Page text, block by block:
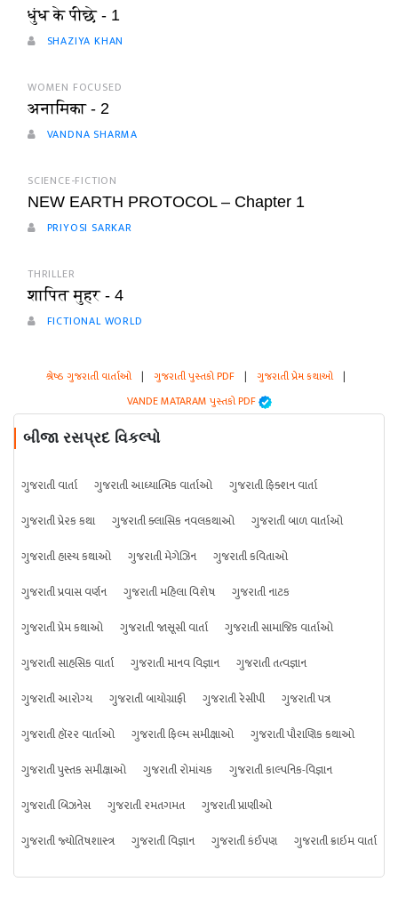
धुंध के पीछे - 1
SHAZIYA KHAN
WOMEN FOCUSED
अनामिका - 2
VANDNA SHARMA
SCIENCE-FICTION
NEW EARTH PROTOCOL – Chapter 1
PRIYOSI SARKAR
THRILLER
शापित मुहर - 4
FICTIONAL WORLD
શ્રેષ્ઠ ગુજરાતી વાર્તાઓ | ગુજરાતી પુસ્તકો PDF | ગુજરાતી પ્રેમ કથાઓ |
VANDE MATARAM પુસ્તકો PDF
બીજા રસપ્રદ વિકલ્પો
ગુજરાતી વાર્તા ગુજરાતી આધ્યાત્મિક વાર્તાઓ
ગુજરાતી ફિક્શન વાર્તા
ગુજરાતી પ્રેરક કથા
ગુજરાતી ક્લાસિક નવલકથાઓ
ગુજરાતી બાળ વાર્તાઓ
ગુજરાતી હાસ્ય કથાઓ
ગુજરાતી મેગેઝિન
ગુજરાતી કવિતાઓ
ગુજરાતી પ્રવાસ વર્ણન
ગુજરાતી મહિલા વિશેષ
ગુજરાતી નાટક
ગુજરાતી પ્રેમ કથાઓ
ગુજરાતી જાસૂસી વાર્તા
ગુજરાતી સામાજિક વાર્તાઓ
ગુજરાતી સાહસિક વાર્તા
ગુજરાતી માનવ વિજ્ઞાન
ગુજરાતી તત્વજ્ઞાન
ગુજરાતી આરોગ્ય
ગુજરાતી બાયોગ્રાફી ગુજરાતી રેસીપી
ગુજરાતી પત્ર
ગુજરાતી હૉરર વાર્તાઓ
ગુજરાતી ફિલ્મ સમીક્ષાઓ
ગુજરાતી પૌરાણિક કથાઓ
ગુજરાતી પુસ્તક સમીક્ષાઓ
ગુજરાતી રોમાંચક
ગુજરાતી કાલ્પનિક-વિજ્ઞાન
ગુજરાતી બિઝનેસ
ગુજરાતી રમતગમત
ગુજરાતી પ્રાણીઓ
ગુજરાતી જ્યોતિષશાસ્ત્ર
ગુજરાતી વિજ્ઞાન ગુજરાતી કંઈપણ ગુજરાતી ક્રાઇમ વાર્તા